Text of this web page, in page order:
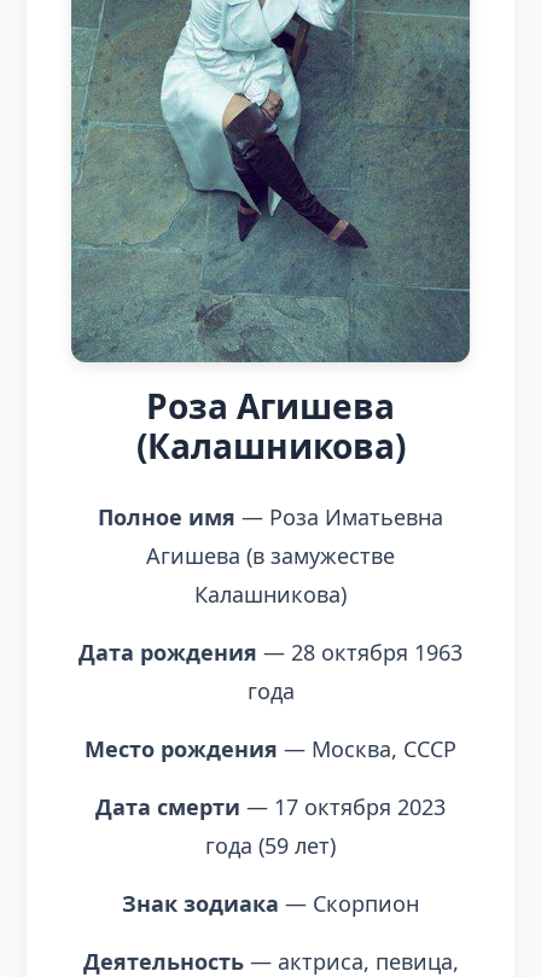
Роза Агишева
(Калашникова)
Полное имя — Роза Иматьевна
Агишева (в замужестве
Калашникова)
Дата рождения — 28 октября 1963
года
Место рождения — Москва, СССР
Дата смерти — 17 октября 2023
года (59 лет)
Знак зодиака — Скорпион
Деятельность— актриса, певица,